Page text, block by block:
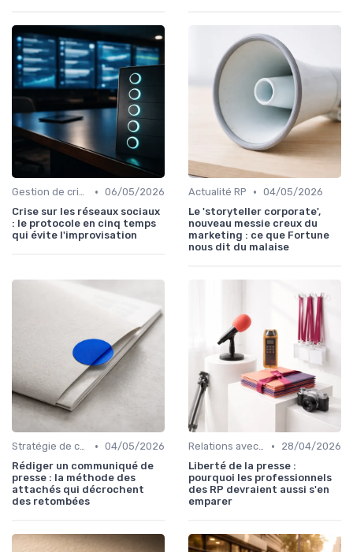
Gestion de crise • 06/05/2026
Crise sur les réseaux sociaux
: le protocole en cinq temps
qui évite l'improvisation
Actualité RP • 04/05/2026
Le 'storyteller corporate',
nouveau messie creux du
marketing : ce que Fortune
nous dit du malaise
Stratégie de communication • 04/05/2026
Rédiger un communiqué de
presse : la méthode des
attachés qui décrochent
des retombées
Relations avec les médias •
28/04/2026
Liberté de la presse :
pourquoi les professionnels
des RP devraient aussi s'en
emparer